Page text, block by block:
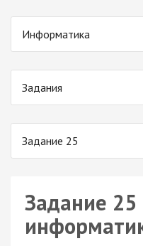
Информатика
Задания
Задание 25
Задание 25